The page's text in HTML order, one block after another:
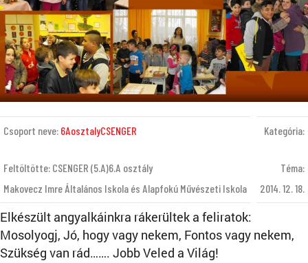
Csoport neve: 6AosztalyCSENGER
Feltöltötte: CSENGER (5.A)6.A osztály
Makovecz Imre Általános Iskola és Alapfokú Művészeti Iskola
Kategória:
Téma:
2014. 12. 18.
Elkészült angyalkáinkra rákerültek a feliratok:
Mosolyogj, Jó, hogy vagy nekem, Fontos vagy nekem,
Szükség van rád……. Jobb Veled a Világ!